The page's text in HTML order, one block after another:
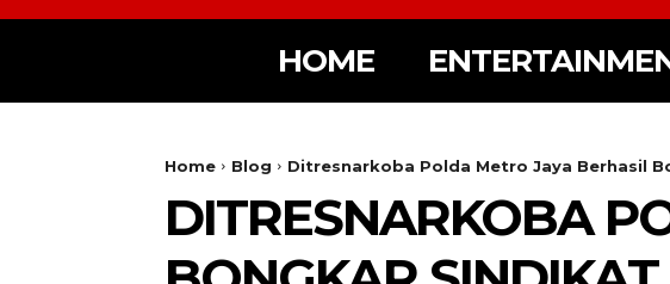
HOME
Home Blog Ditresnarkoba Polda Metro Jaya Berhasil
DITRESNARKOBA